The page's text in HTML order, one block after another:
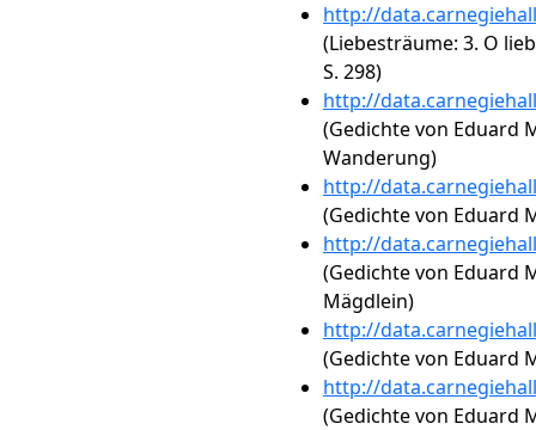
http://
(Liebesträume: 3. O
S. 298)
http://
(Gedichte von Eduard
Wanderung)
http://
(Gedichte von Eduard
http://
(Gedichte von Eduard
Mägdlein)
http://
(Gedichte von Eduard
http://
(Gedichte von Eduard